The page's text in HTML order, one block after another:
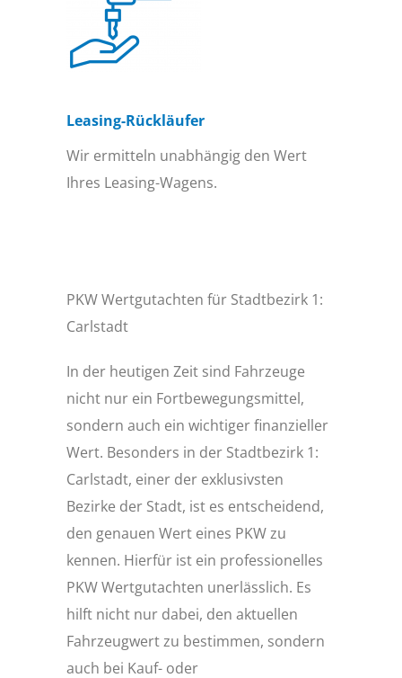
Leasing-Rückläufer
Wir ermitteln unabhängig den Wert
Ihres Leasing-Wagens.
PKW Wertgutachten für Stadtbezirk 1:
Carlstadt
In der heutigen Zeit sind Fahrzeuge
nicht nur ein Fortbewegungsmittel,
sondern auch ein wichtiger finanzieller
Wert. Besonders in der Stadtbezirk 1:
Carlstadt, einer der exklusivsten
Bezirke der Stadt, ist es entscheidend,
den genauen Wert eines PKW zu
kennen. Hierfür ist ein professionelles
PKW Wertgutachten unerlässlich. Es
hilft nicht nur dabei, den aktuellen
Fahrzeugwert zu bestimmen, sondern
auch bei Kauf- oder